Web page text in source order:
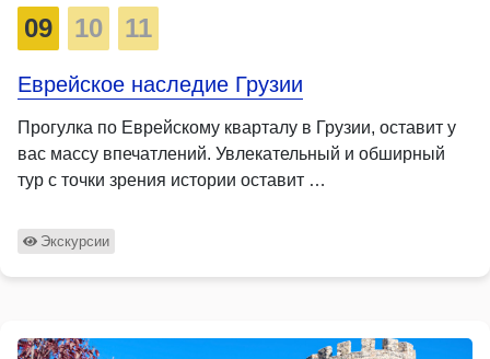
09 10 11
Еврейское наследие Грузии
Прогулка по Еврейскому кварталу в Грузии, оставит у
вас массу впечатлений. Увлекательный и обширный
тур с точки зрения истории оставит …
Экскурсии